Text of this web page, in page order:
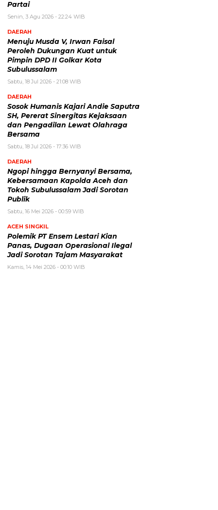
Partai
Senin, 3 Agu 2026 - 22:24 WIB
DAERAH
Menuju Musda V, Irwan Faisal
Peroleh Dukungan Kuat untuk
Pimpin DPD II Golkar Kota
Subulussalam
Sabtu, 18 Jul 2026 - 21:08 WIB
DAERAH
Sosok Humanis Kajari Andie Saputra
SH, Pererat Sinergitas Kejaksaan
dan Pengadilan Lewat Olahraga
Bersama
Sabtu, 18 Jul 2026 - 17:36 WIB
DAERAH
Ngopi hingga Bernyanyi Bersama,
Kebersamaan Kapolda Aceh dan
Tokoh Subulussalam Jadi Sorotan
Publik
Sabtu, 16 Mei 2026 - 00:59 WIB
ACEH SINGKIL
Polemik PT Ensem Lestari Kian
Panas, Dugaan Operasional Ilegal
Jadi Sorotan Tajam Masyarakat
Kamis, 14 Mei 2026 - 00:10 WIB